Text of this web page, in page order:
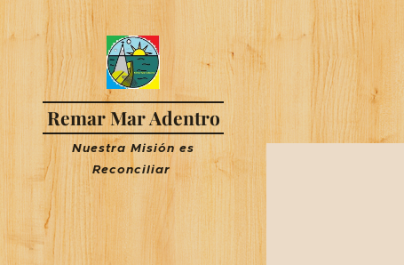
Remar Mar Adentro
Nuestra Misión es
Reconciliar